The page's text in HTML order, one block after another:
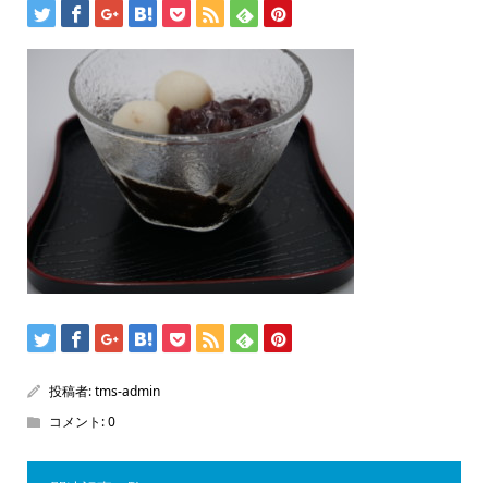
投稿者:tms-admin
コメント:0